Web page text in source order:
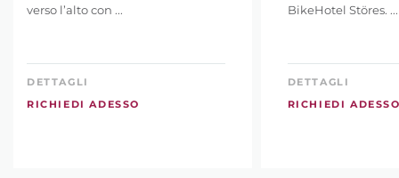
verso l’alto con ...
DETTAGLI
RICHIEDI ADESSO
BikeHotel Störes. ...
DETTAGLI
RICHIEDI